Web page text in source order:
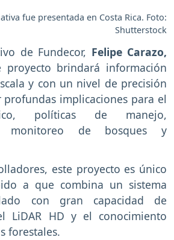
fue presentada en Costa Rica. Foto:
Shutterstock
de Fundecor, Felipe Carazo,
proyecto brindará información
y con un nivel de precisión
implicaciones para el
políticas de manejo,
monitoreo de bosques y
este proyecto es único
a que combina un sistema
con gran capacidad de
LiDAR HD y el conocimiento
forestales.